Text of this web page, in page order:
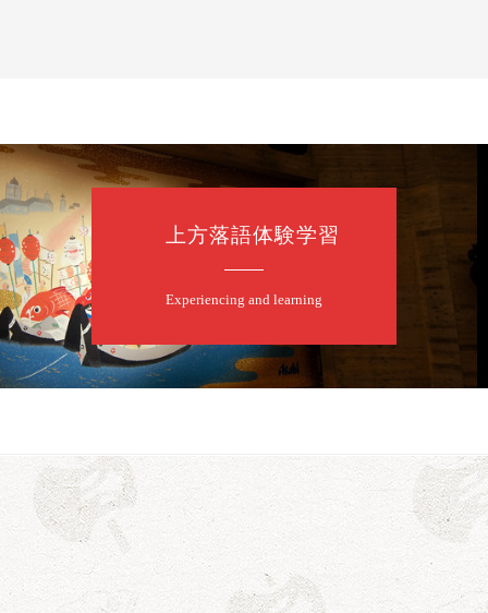
く」／露の都「子は鎹」
利／笑福亭仁福／幸助福助（漫才）／桂春若
上方落語体験学習
Experiencing and learning